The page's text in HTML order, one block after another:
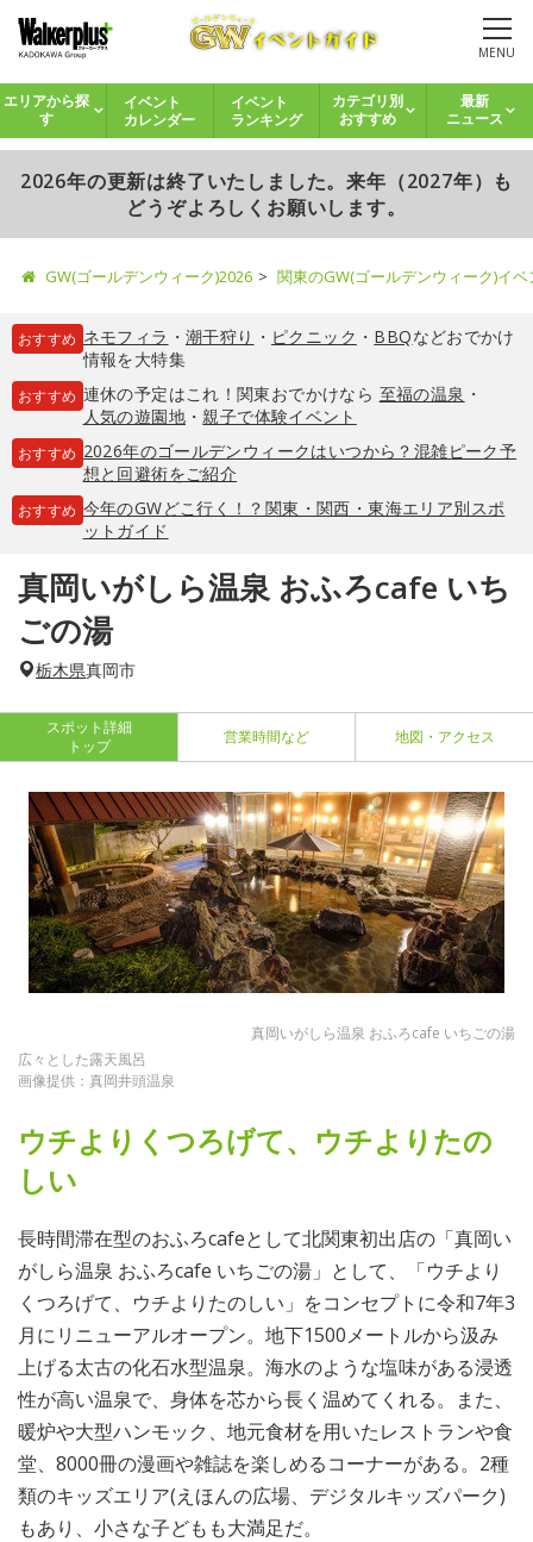
MENU
エリアから探
す
イベント
カレンダー
イベント
ランキング
カテゴリ別
おすすめ
最新
ニュース
2026年の更新は終了いたしました。来年（2027年）も
どうぞよろしくお願いします。
GW(ゴールデンウィーク)2026 関東のGW(ゴールデンウィーク)イ
おすすめ ネモフィラ ・ 潮干狩り ・ ピクニック ・ BBQなどおでかけ
情報を大特集
おすすめ 連休の予定はこれ！関東おでかけなら 至福の温泉 ・
人気の遊園地・親子で体験イベント
おすすめ 2026年のゴールデンウィークはいつから？混雑ピーク予
想と回避術をご紹介
おすすめ 今年のGWどこ行く！？関東・関西・東海エリア別スポ
ットガイド
真岡いがしら温泉 おふろcafe いち
ごの湯
栃木県真岡市
スポット詳細
トップ
営業時間など 地図・アクセス
真岡いがしら温泉 おふろcafe いちごの湯
広々とした露天風呂
画像提供：真岡井頭温泉
ウチよりくつろげて、ウチよりたの
しい
長時間滞在型のおふろcafeとして北関東初出店の「真岡い
がしら温泉 おふろcafe いちごの湯」として、「ウチより
くつろげて、ウチよりたのしい」をコンセプトに令和7年3
月にリニューアルオープン。地下1500メートルから汲み
上げる太古の化石水型温泉。海水のような塩味がある浸透
性が高い温泉で、身体を芯から長く温めてくれる。また、
暖炉や大型ハンモック、地元食材を用いたレストランや食
堂、8000冊の漫画や雑誌を楽しめるコーナーがある。2種
類のキッズエリア(えほんの広場、デジタルキッズパーク)
もあり、小さな子どもも大満足だ。